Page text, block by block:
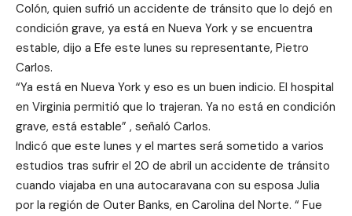
Colón, quien sufrió un accidente de tránsito que lo dejó en
condición grave, ya está en Nueva York y se encuentra
estable, dijo a Efe este lunes su representante, Pietro
Carlos.
“Ya está en Nueva York y eso es un buen indicio. El hospital
en Virginia permitió que lo trajeran. Ya no está en condición
grave, está estable” , señaló Carlos.
Indicó que este lunes y el martes será sometido a varios
estudios tras sufrir el 20 de abril un accidente de tránsito
cuando viajaba en una autocaravana con su esposa Julia
por la región de Outer Banks, en Carolina del Norte. “ Fue